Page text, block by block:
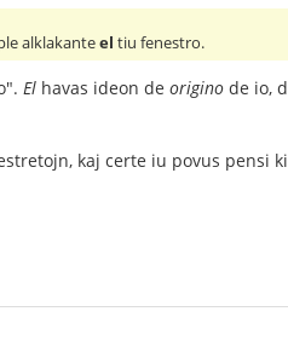
alklakanteel tiu fenestro.
El havas ideon de origino de io,
kaj certe iu povus pensi